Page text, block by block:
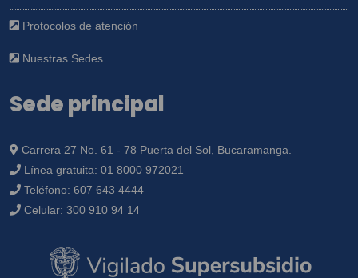
Protocolos de atención
Nuestras Sedes
Sede principal
Carrera 27 No. 61 - 78 Puerta del Sol, Bucaramanga.
Línea gratuita: 01 8000 972021
Teléfono: 607 643 4444
Celular: 300 910 94 14